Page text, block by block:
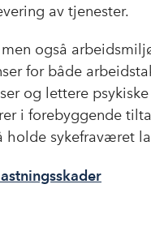
av tjenester.
også
for både
og lettere
i forebyggende
holde sykefraværet